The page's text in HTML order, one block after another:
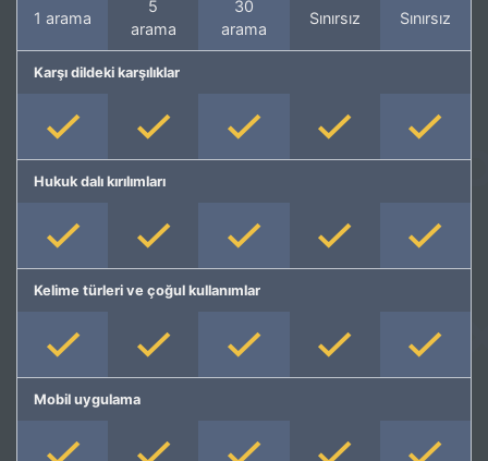
1 arama
5
arama
30
arama
Sınırsız Sınırsız
Karşı dildeki karşılıklar
Hukuk dalı kırılımları
Kelime türleri ve çoğul kullanımlar
Mobil uygulama